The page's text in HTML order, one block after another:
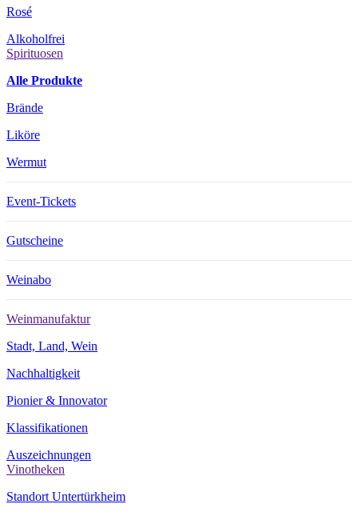
Rosé
Alkoholfrei
Spirituosen
Alle Produkte
Brände
Liköre
Wermut
Event-Tickets
Gutscheine
Weinabo
Weinmanufaktur
Stadt, Land, Wein
Nachhaltigkeit
Pionier & Innovator
Klassifikationen
Auszeichnungen
Vinotheken
Standort Untertürkheim